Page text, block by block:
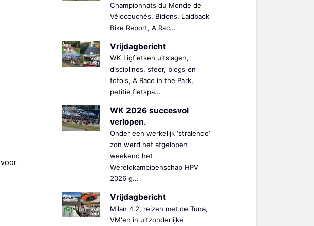
Championnats du Monde de
Vélocouchés, Bidons, Laidback
Bike Report, A Rac...
Vrijdagbericht
WK Ligfietsen uitslagen,
disciplines, sfeer, blogs en
foto's, A Race in the Park,
petitie fietspa...
WK 2026 succesvol
verlopen.
Onder een werkelijk ‘stralende’
zon werd het afgelopen
weekend het
Wereldkampioenschap HPV
2026 g...
Vrijdagbericht
Milan 4.2, reizen met de Tuna,
VM'en in uitzonderlijke